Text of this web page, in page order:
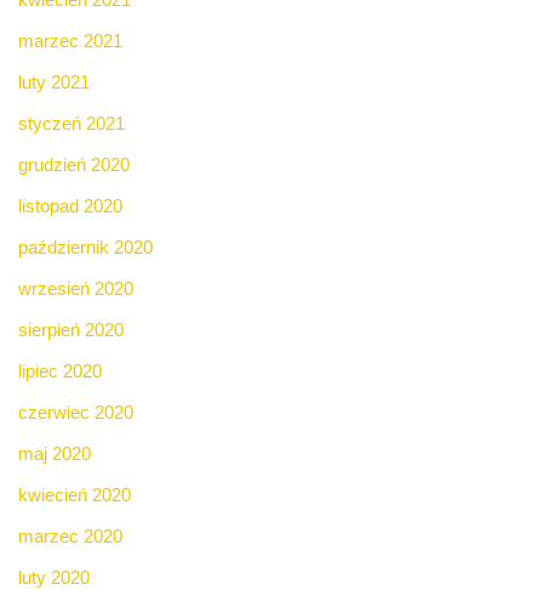
marzec 2021
luty 2021
styczeń 2021
grudzień 2020
listopad 2020
październik 2020
wrzesień 2020
sierpień 2020
lipiec 2020
czerwiec 2020
maj 2020
kwiecień 2020
marzec 2020
luty 2020